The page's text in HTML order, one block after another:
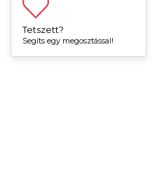
Tetszett?
Segíts egy megosztással!